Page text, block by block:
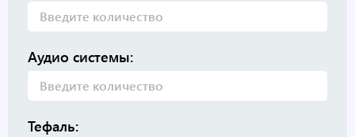
Аудио системы:
Тефаль: